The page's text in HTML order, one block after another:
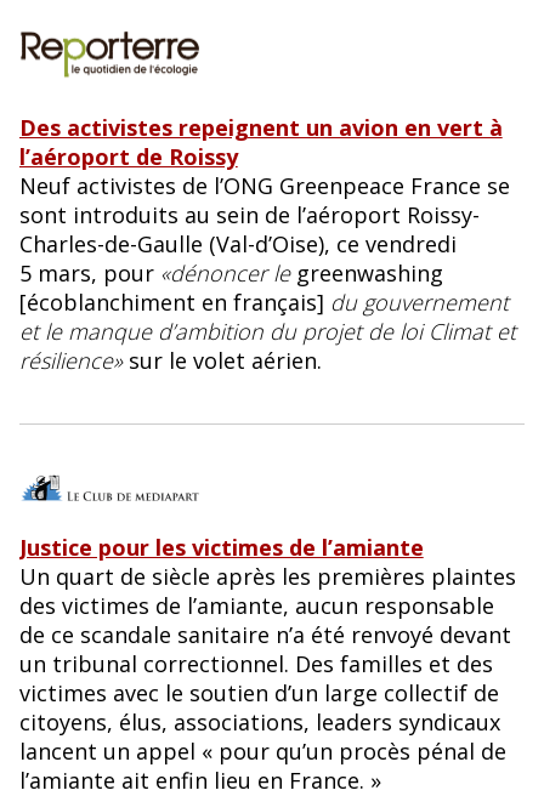
Des activistes repeignent un avion en vert à
l’aéroport de Roissy
Neuf activistes de l’ONG Greenpeace France se
sont introduits au sein de l’aéroport Roissy-
Charles-de-Gaulle (Val-d’Oise), ce vendredi
5 mars, pour «dénoncer legreenwashing
[écoblanchiment en français] du gouvernement
et le manque d’ambition du projet de loi Climat et
résilience»sur le volet aérien.
Justice pour les victimes de l’amiante
Un quart de siècle après les premières plaintes
des victimes de l’amiante, aucun responsable
de ce scandale sanitaire n’a été renvoyé devant
un tribunal correctionnel. Des familles et des
victimes avec le soutien d’un large collectif de
citoyens, élus, associations, leaders syndicaux
lancent un appel « pour qu’un procès pénal de
l’amiante ait enfin lieu en France. »